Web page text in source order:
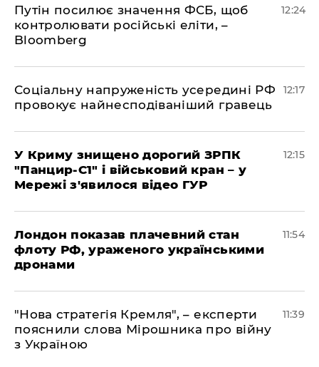
Путін посилює значення ФСБ, щоб
контролювати російські еліти, –
Bloomberg
12:24
Соціальну напруженість усередині РФ
провокує найнесподіваніший гравець
12:17
У Криму знищено дорогий ЗРПК
"Панцир-С1" і військовий кран – у
Мережі з'явилося відео ГУР
12:15
Лондон показав плачевний стан
флоту РФ, ураженого українськими
дронами
11:54
"Нова стратегія Кремля", – експерти
пояснили слова Мірошника про війну
з Україною
11:39